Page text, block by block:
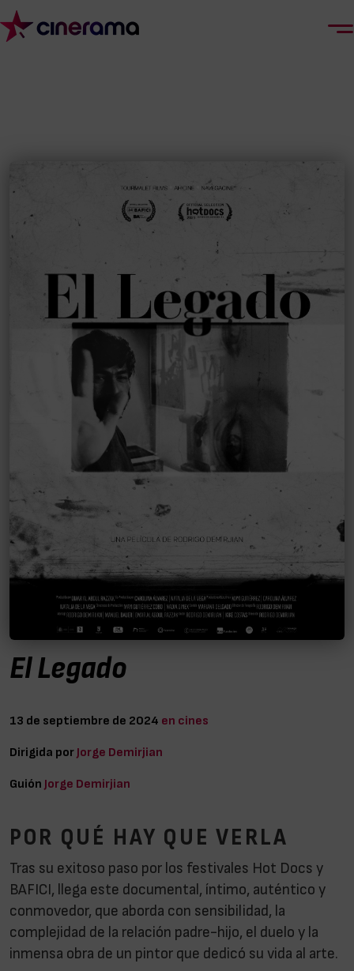
El Legado
13 de septiembre de 2024 en cines
Dirigida por Jorge Demirjian
Guión Jorge Demirjian
POR QUÉ HAY QUE VERLA
Tras su exitoso paso por los festivales Hot Docs y
BAFICI, llega este documental, íntimo, auténtico y
conmovedor, que aborda con sensibilidad, la
complejidad de la relación padre-hijo, el duelo y la
inmensa obra de un pintor que dedicó su vida al arte.